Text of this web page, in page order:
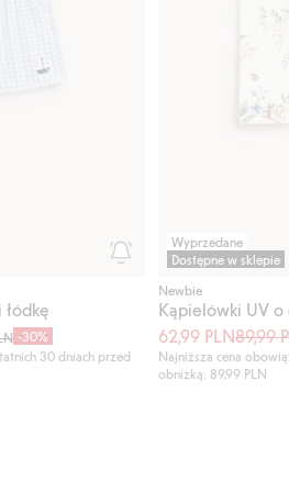
-30%
30 dniach przed
Wyprzedane
Dostępne w sklepie
Newbie
Kąpielówki UV o
62,99 PLN89,99
Najniższa cena
obniżką: 89,99 PLN